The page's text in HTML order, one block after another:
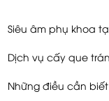
Siêu âm phụ khoa
Dịch vụ cấy que
Những điều cần